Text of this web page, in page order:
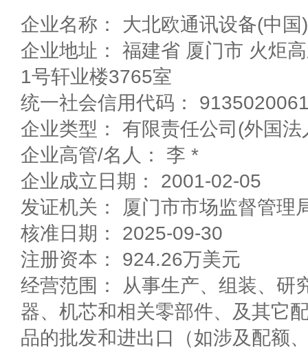
企业名称： 大北欧通讯设备(中国
企业地址： 福建省 厦门市 火炬高新区创业园火炬东路1
1号轩业楼3765室
统一社会信用代码：
企业类型： 有限责任公司(外国法
企业高管/名人： 李 *
企业成立日期： 2001-02-05
发证机关： 厦门市市场监督管理
核准日期： 2025-09-30
注册资本： 924.26万美元
经营范围： 从事生产、组装、研
器、机芯和相关零部件、及其它
品的批发和进出口（如涉及配额